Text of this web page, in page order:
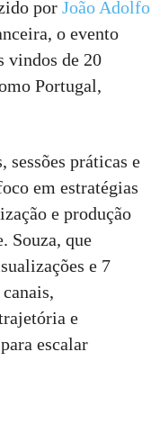
por João Adolfo
o evento
vindos de 20
Portugal,
sessões práticas e
em estratégias
e produção
Souza, que
e 7
e
escalar